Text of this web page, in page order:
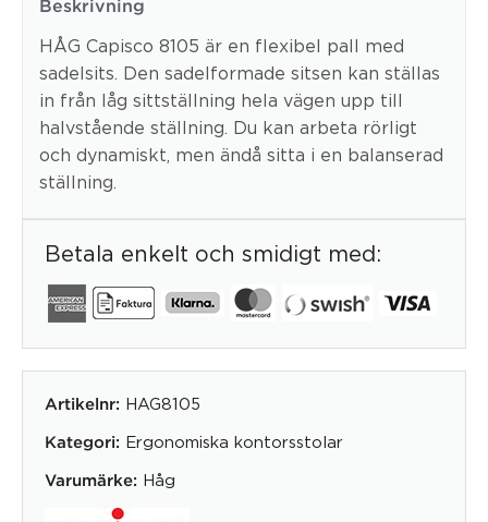
Beskrivning
HÅG Capisco 8105 är en flexibel pall med
sadelsits. Den sadelformade sitsen kan ställas
in från låg sittställning hela vägen upp till
halvstående ställning. Du kan arbeta rörligt
och dynamiskt, men ändå sitta i en balanserad
ställning.
Betala enkelt och smidigt med:
Artikelnr: HAG8105
Kategori: Ergonomiska kontorsstolar
Varumärke: Håg